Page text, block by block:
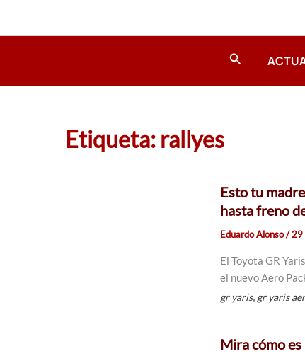
Buscar
Etiqueta: rallyes
Esto tu
hasta freno
Eduardo Alonso/29
El Toyota GR
el nuevo Aero
gr yaris, gr yaris
Mira cómo